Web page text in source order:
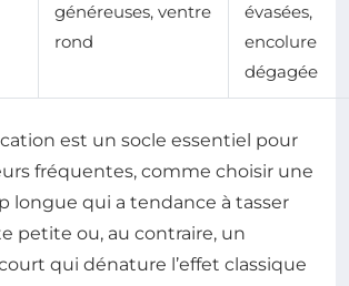
généreuses, ventre
rond
évasées,
encolure
dégagée
est un socle essentiel pour
fréquentes, comme choisir une
longue qui a tendance à tasser
petite ou, au contraire, un
qui dénature l’effet classique